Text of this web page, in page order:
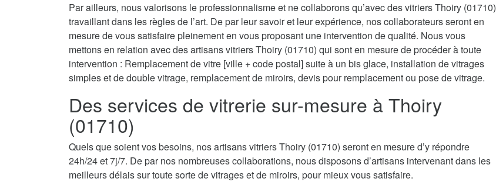
Par ailleurs, nous valorisons le professionnalisme et ne collaborons qu’avec des vitriers Thoiry (01710)
travaillant dans les règles de l’art. De par leur savoir et leur expérience, nos collaborateurs seront en
mesure de vous satisfaire pleinement en vous proposant une intervention de qualité. Nous vous
mettons en relation avec des artisans vitriers Thoiry (01710) qui sont en mesure de procéder à toute
intervention : Remplacement de vitre [ville + code postal] suite à un bis glace, installation de vitrages
simples et de double vitrage, remplacement de miroirs, devis pour remplacement ou pose de vitrage.
Des services de vitrerie sur-mesure à Thoiry
(01710)
Quels que soient vos besoins, nos artisans vitriers Thoiry (01710) seront en mesure d’y répondre
24h/24 et 7j/7. De par nos nombreuses collaborations, nous disposons d’artisans intervenant dans les
meilleurs délais sur toute sorte de vitrages et de miroirs, pour mieux vous satisfaire.